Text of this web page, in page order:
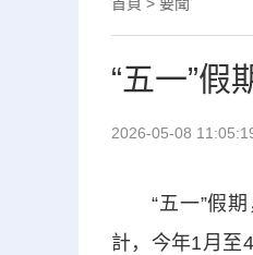
“五一”假
2026-05-08
“五一”假期
計，今年1月至